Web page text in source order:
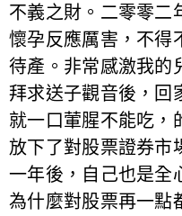
不義之財。二零零二
懷孕反應厲害，不得
待產。非常感激我的
拜求送子觀音後，回
就一口葷腥不能吃，
放下了對股票證券市
一年後，自己也是全
為什麼對股票再一點